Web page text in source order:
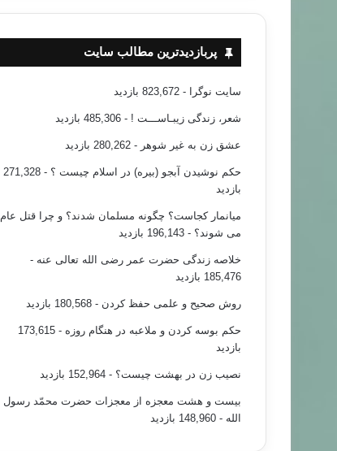
پربازدیدترین مطالب سایت
سایت نوگرا - 823,672 بازدید
شعر، زندگی زیبـاســـت ! - 485,306 بازدید
عشق زن به غیر شوهر - 280,262 بازدید
حکم نوشیدن آبجو (بیره) در اسلام چیست ؟
- 271,328
بازدید
میانمار کجاست؟ چگونه مسلمان شدند؟ و چرا قتل عام
می شوند؟ - 196,143 بازدید
خلاصه زندگی حضرت عمر رضی الله تعالی عنه -
185,476 بازدید
روش صحیح و علمی حفظ کردن - 180,568 بازدید
حکم بوسه کردن و ملاعبه در هنگام روزه
- 173,615
بازدید
نصیب زن در بهشت چیست؟ - 152,964 بازدید
بیست و هشت معجزه از معجزات حضرت محمّد رسول
الله - 148,960 بازدید